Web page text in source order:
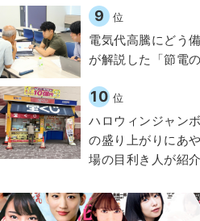
9 位
電気代高騰にどう
が解説した「節電
10 位
ハロウィンジャン
の盛り上がりにあ
場の目利き人が紹介